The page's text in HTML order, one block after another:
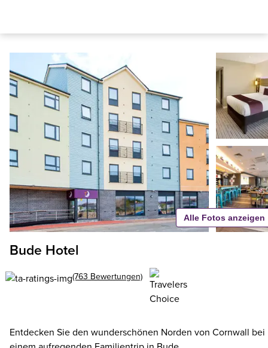
Bude Hotel
(763 Bewertungen)
Entdecken Sie den wunderschönen Norden von Cornwall bei
Alle Fotos anzeigen